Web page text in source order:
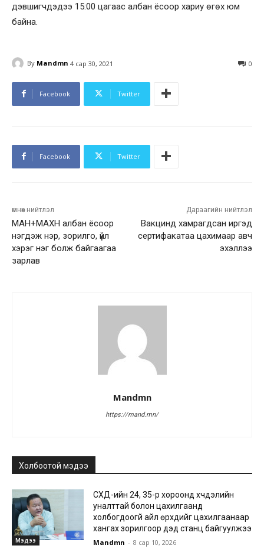
дэвшигчдэдээ 15:00 цагаас албан ёсоор хариу өгөх юм
байна.
By Mandmn 4 сар 30, 2021 0
Facebook Twitter
Facebook Twitter
өмнөх нийтлэл
МАН+МАХН албан ёсоор
нэгдэж нэр, зорилго, үйл
хэрэг нэг болж байгаагаа
зарлав
Дараагийн нийтлэл
Вакцинд хамрагдсан иргэд
сертифакатаа цахимаар авч
эхэллээ
Mandmn
https://mand.mn/
Холбоотой мэдээ
Мэдээ
СХД-ийн 24, 35-р хороонд хүчдэлийн
уналттай болон цахилгаанд
холбогдоогүй айл өрхүүдийг цахилгаанаар
хангах зорилгоор дэд станц байгуулжээ
Mandmn - 8 сар 10, 2026